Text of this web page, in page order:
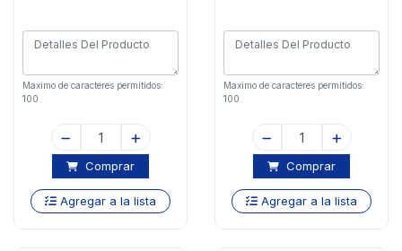
Maximo de caracteres permitidos:
100
Comprar
Agregar a la lista
Maximo de caracteres permitidos:
100
Comprar
Agregar a la lista